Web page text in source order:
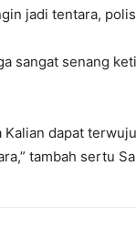
jadi tentara,
sangat senang
Kalian dapat
tambah sertu